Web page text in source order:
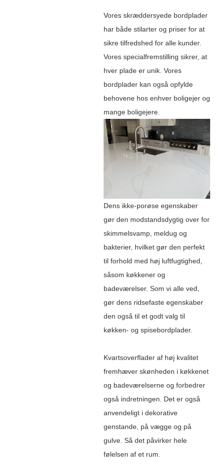
Vores skræddersyede bordplader
har både stilarter og priser for at
sikre tilfredshed for alle kunder.
Vores specialfremstilling sikrer, at
hver plade er unik. Vores
bordplader kan også opfylde
behovene hos enhver boligejer og
mange boligejere.
Dens ikke-porøse egenskaber
gør den modstandsdygtig over for
skimmelsvamp, meldug og
bakterier, hvilket gør den perfekt
til forhold med høj luftfugtighed,
såsom køkkener og
badeværelser. Som vi alle ved,
gør dens ridsefaste egenskaber
den også til et godt valg til
køkken- og spisebordplader.
Kvartsoverflader af høj kvalitet
fremhæver skønheden i køkkenet
og badeværelserne og forbedrer
også indretningen. Det er også
anvendeligt i dekorative
genstande, på vægge og på
gulve. Så det påvirker hele
følelsen af ​​et rum.